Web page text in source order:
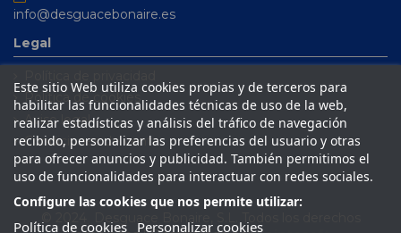
info@desguacebonaire.es
Legal
Política de cookies
Aviso legal
Condiciones de venta
Este sitio Web utiliza cookies propias y de terceros para
habilitar las funcionalidades técnicas de uso de la web,
realizar estadísticas y análisis del tráfico de navegación
recibido, personalizar las preferencias del usuario y otras
para ofrecer anuncios y publicidad. También permitimos el
uso de funcionalidades para interactuar con redes sociales.
Configure las cookies que nos permite utilizar:
Política de cookies Personalizar cookies